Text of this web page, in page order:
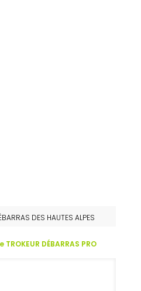
DES HAUTES ALPES
DÉBARRAS PRO